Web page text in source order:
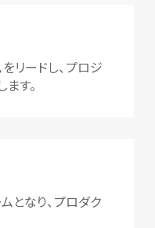
リードし、プロジ
す。
となり、プロダク